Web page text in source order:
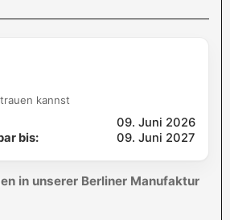
kannst
09. Juni 2026
bis:
09. Juni 2027
in unserer Berliner Manufaktur